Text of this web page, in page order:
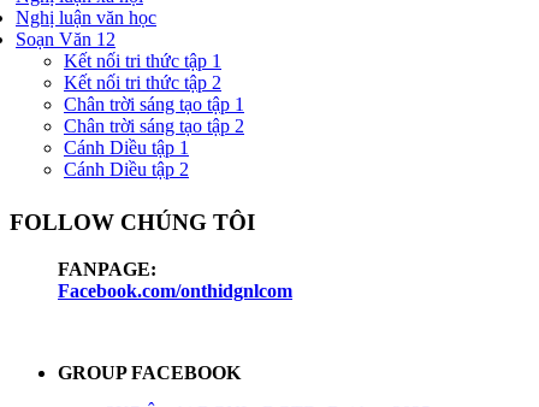
Nghị luận văn học
Soạn Văn 12
Kết nối tri thức tập 1
Kết nối tri thức tập 2
Chân trời sáng tạo tập 1
Chân trời sáng tạo tập 2
Cánh Diều tập 1
Cánh Diều tập 2
FOLLOW CHÚNG TÔI
FANPAGE:
Facebook.com/onthidgnlcom
GROUP FACEBOOK